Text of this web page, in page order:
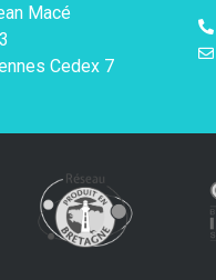
Macé
Cedex 7